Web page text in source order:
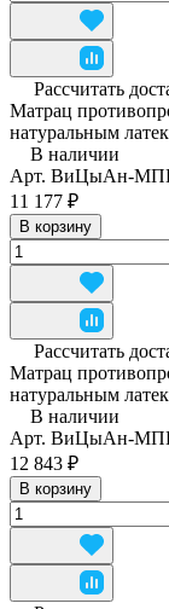
Рассчитать
Матрац
натуральным
В наличии
Арт. ВиЦыАн-
11 177 ₽
В корзину
Рассчитать
Матрац
натуральным
В наличии
Арт. ВиЦыАн-
12 843 ₽
В корзину